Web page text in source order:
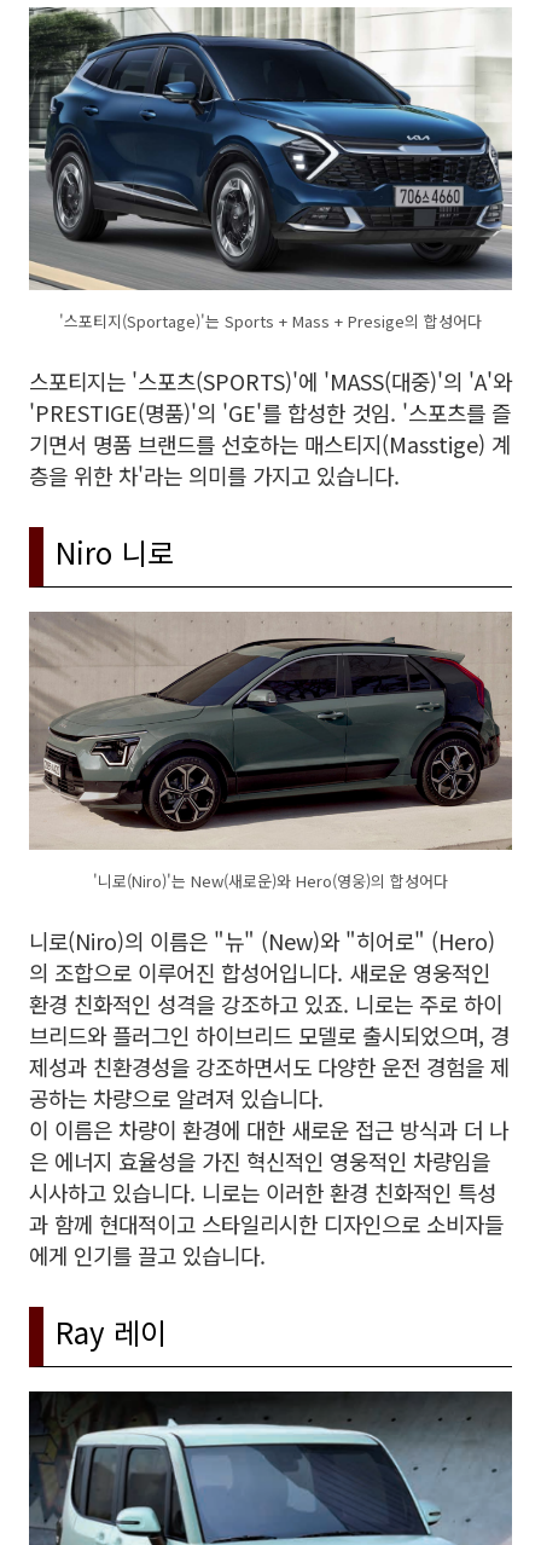
'스포티지(Sportage)'는 Sports + Mass + Presige의 합성어다
스포티지는 '스포츠(SPORTS)'에 'MASS(대중)'의 'A'와
'PRESTIGE(명품)'의 'GE'를 합성한 것임. '스포츠를 즐
기면서 명품 브랜드를 선호하는 매스티지(Masstige) 계
층을 위한 차'라는 의미를 가지고 있습니다.
Niro 니로
'니로(Niro)'는 New(새로운)와 Hero(영웅)의 합성어다
니로(Niro)의 이름은 "뉴" (New)와 "히어로" (Hero)
의 조합으로 이루어진 합성어입니다. 새로운 영웅적인
환경 친화적인 성격을 강조하고 있죠. 니로는 주로 하이
브리드와 플러그인 하이브리드 모델로 출시되었으며, 경
제성과 친환경성을 강조하면서도 다양한 운전 경험을 제
공하는 차량으로 알려져 있습니다.
이 이름은 차량이 환경에 대한 새로운 접근 방식과 더 나
은 에너지 효율성을 가진 혁신적인 영웅적인 차량임을
시사하고 있습니다. 니로는 이러한 환경 친화적인 특성
과 함께 현대적이고 스타일리시한 디자인으로 소비자들
에게 인기를 끌고 있습니다.
Ray 레이